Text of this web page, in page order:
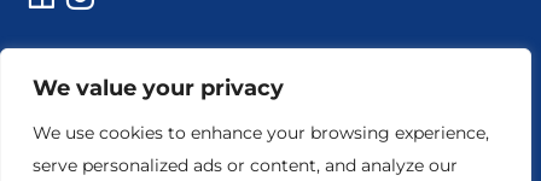
We value your privacy
We use cookies to enhance your browsing experience,
serve personalized ads or content, and analyze our
Технические работы и уведомления
Реквизиты предприятия